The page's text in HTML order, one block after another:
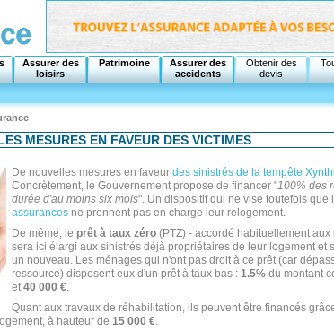
Assurer des
loisirs
Patrimoine
Assurer des
accidents
Obtenir des
devis
MESURES EN FAVEUR DES VICTIMES
De nouvelles mesures en faveur des sinistrés de la tempête
Concrètement, le Gouvernement propose de financer "100% des
durée d'au moins six mois". Un dispositif qui ne vise toutefois que
assurances ne prennent pas en charge leur relogement.
De même, le prêt à taux zéro (PTZ) - accordé habituellement
sera ici élargi aux sinistrés déjà propriétaires de leur logement et
un nouveau. Les ménages qui n'ont pas droit à ce prêt (car
ressource) disposent eux d'un prêt à taux bas : 1.5% du montant
et40 000 €.
Quant aux travaux de réhabilitation, ils peuvent être financés
à hauteur de 15 000 €.